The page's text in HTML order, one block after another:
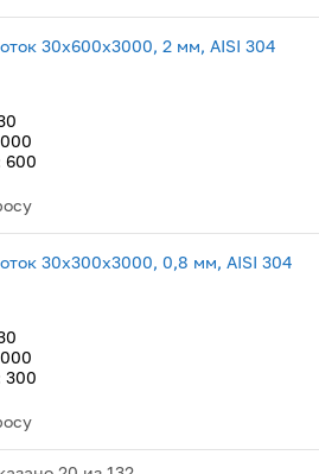
30х600х3000, 2 мм, AISI 304
600
30х300х3000, 0,8 мм, AISI 304
300